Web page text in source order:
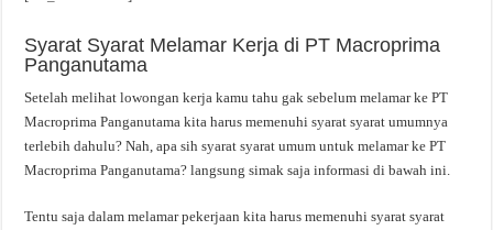
Syarat Syarat Melamar Kerja di PT Macroprima
Panganutama
Setelah melihat lowongan kerja kamu tahu gak sebelum melamar ke PT
Macroprima Panganutama kita harus memenuhi syarat syarat umumnya
terlebih dahulu? Nah, apa sih syarat syarat umum untuk melamar ke PT
Macroprima Panganutama? langsung simak saja informasi di bawah ini.
Tentu saja dalam melamar pekerjaan kita harus memenuhi syarat syarat